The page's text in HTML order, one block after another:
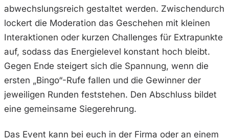
abwechslungsreich gestaltet werden. Zwischendurch
lockert die Moderation das Geschehen mit kleinen
Interaktionen oder kurzen Challenges für Extrapunkte
auf, sodass das Energielevel konstant hoch bleibt.
Gegen Ende steigert sich die Spannung, wenn die
ersten „Bingo“-Rufe fallen und die Gewinner der
jeweiligen Runden feststehen. Den Abschluss bildet
eine gemeinsame Siegerehrung.
Das Event kann bei euch in der Firma oder an einem